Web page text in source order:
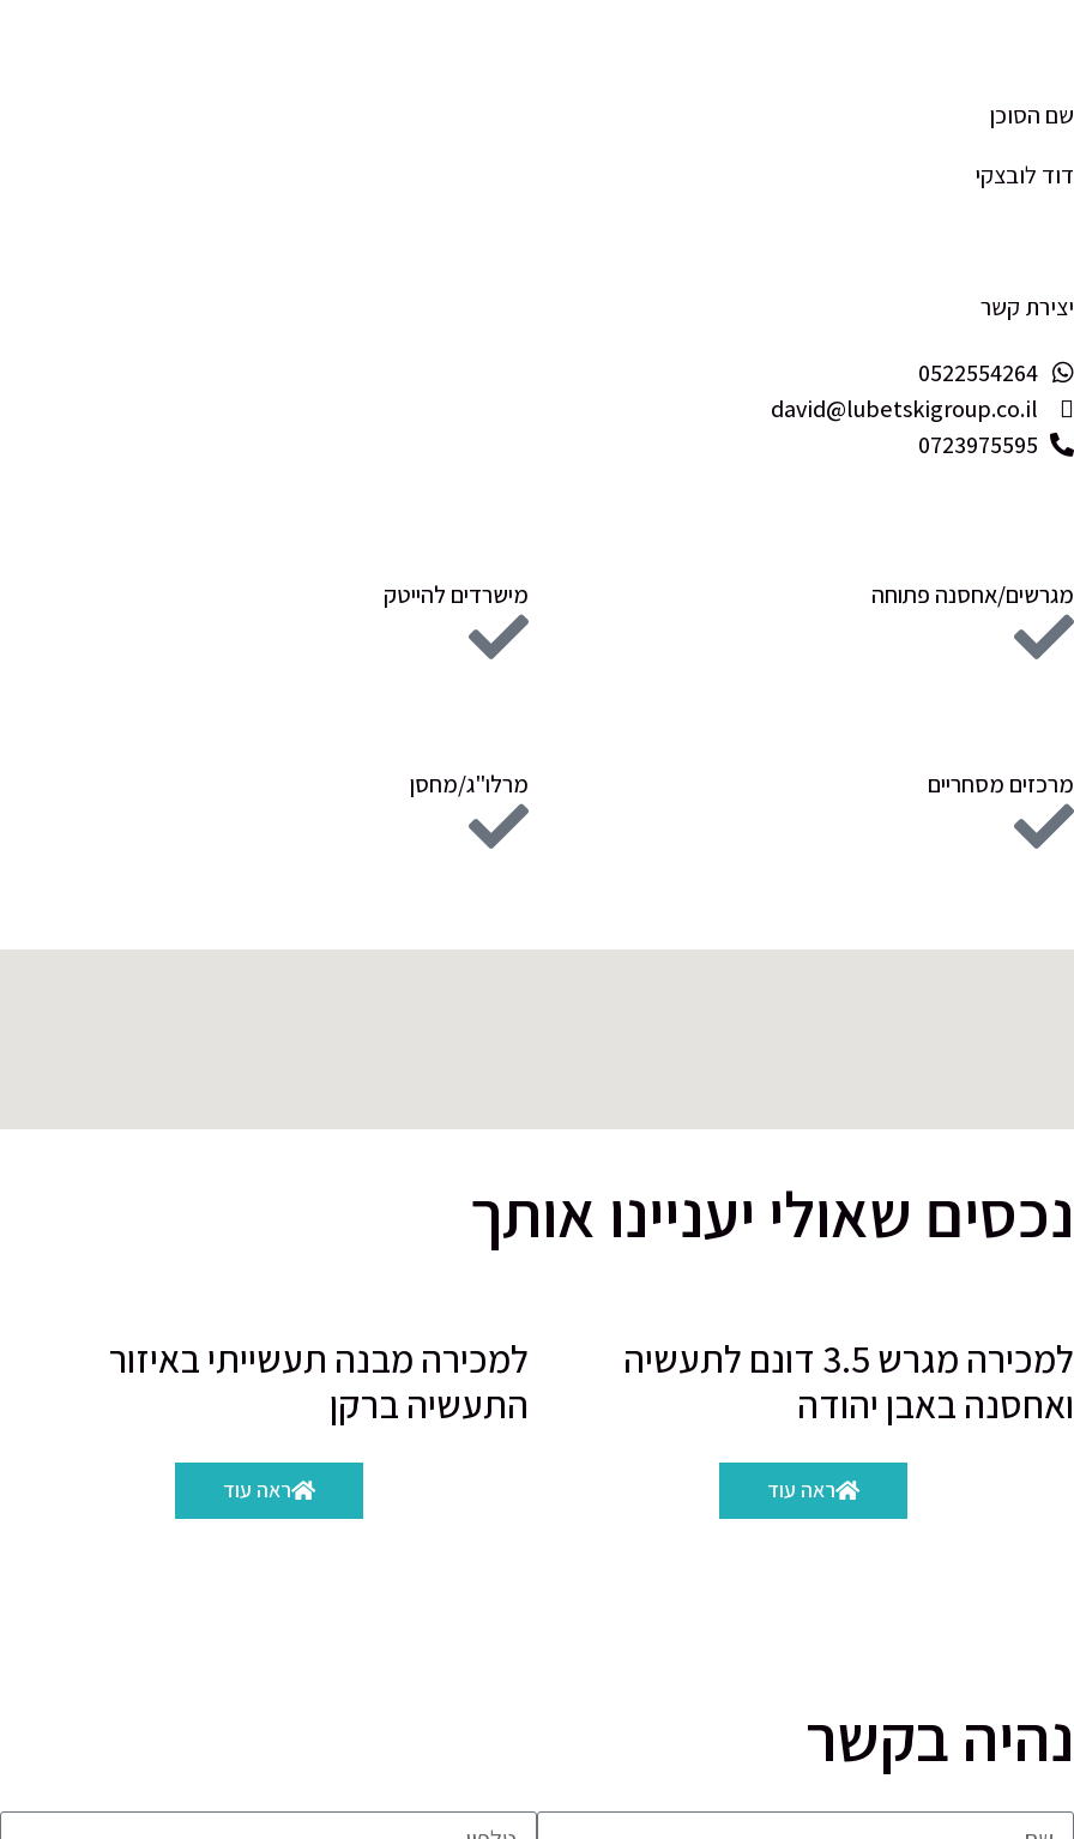
שם הסוכן
דוד לובצקי
יצירת קשר
0522554264
david@lubetskigroup.co.il
0723975595
מגרשים/אחסנה פתוחה מישרדים להייטק
מרכזים מסחריים מרלו"ג/מחסן
נכסים שאולי יעניינו אותך
למכירה מגרש 3.5 דונם לתעשיה
ואחסנה באבן יהודה
ראה עוד
למכירה מבנה תעשייתי באיזור
התעשיה ברקן
ראה עוד
נהיה בקשר